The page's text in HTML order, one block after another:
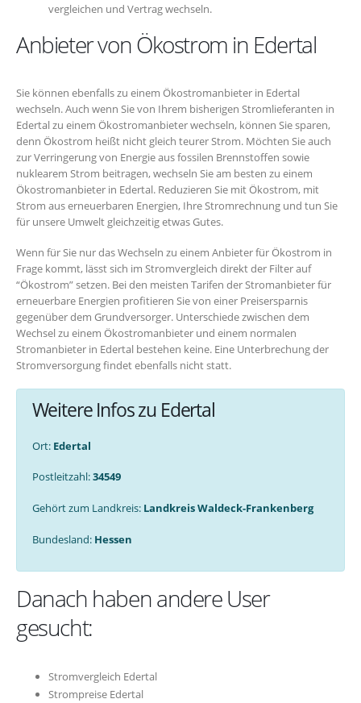
vergleichen und Vertrag wechseln.
Anbieter von Ökostrom in Edertal
Sie können ebenfalls zu einem Ökostromanbieter in Edertal
wechseln. Auch wenn Sie von Ihrem bisherigen Stromlieferanten in
Edertal zu einem Ökostromanbieter wechseln, können Sie sparen,
denn Ökostrom heißt nicht gleich teurer Strom. Möchten Sie auch
zur Verringerung von Energie aus fossilen Brennstoffen sowie
nuklearem Strom beitragen, wechseln Sie am besten zu einem
Ökostromanbieter in Edertal. Reduzieren Sie mit Ökostrom, mit
Strom aus erneuerbaren Energien, Ihre Stromrechnung und tun Sie
für unsere Umwelt gleichzeitig etwas Gutes.
Wenn für Sie nur das Wechseln zu einem Anbieter für Ökostrom in
Frage kommt, lässt sich im Stromvergleich direkt der Filter auf
“Ökostrom” setzen. Bei den meisten Tarifen der Stromanbieter für
erneuerbare Energien profitieren Sie von einer Preisersparnis
gegenüber dem Grundversorger. Unterschiede zwischen dem
Wechsel zu einem Ökostromanbieter und einem normalen
Stromanbieter in Edertal bestehen keine. Eine Unterbrechung der
Stromversorgung findet ebenfalls nicht statt.
Weitere Infos zu Edertal
Ort: Edertal
Postleitzahl:34549
Gehört zum Landkreis: Landkreis Waldeck-Frankenberg
Bundesland: Hessen
Danach haben andere User
gesucht:
Stromvergleich Edertal
Strompreise Edertal